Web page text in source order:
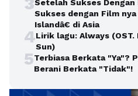
Setelah Sukses Dengan
Sukses dengan Film
Islandâ€ di Asia
4Lirik lagu: Always
Sun)
5Terbiasa Berkata "Ya"?
Berani Berkata "Tidak"!